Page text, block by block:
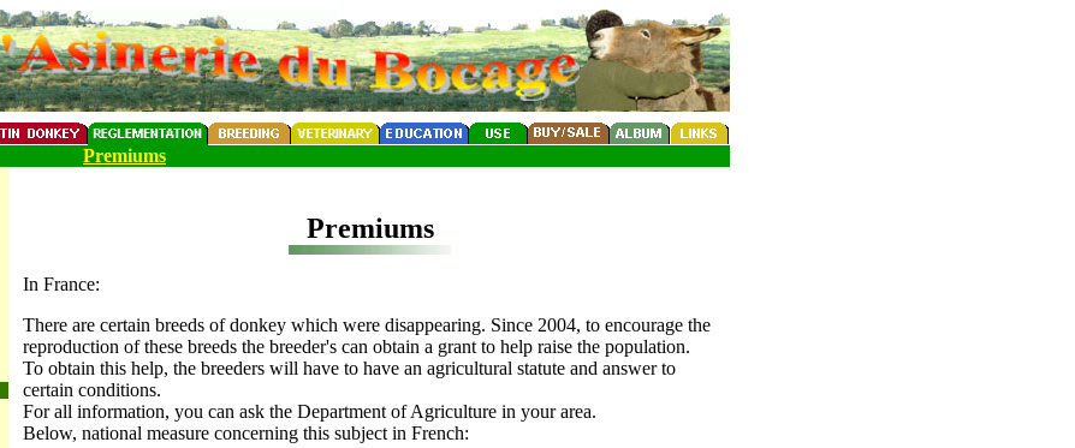
Premiums
Premiums
In France:
There are certain breeds of donkey which were disappearing. Since 2004, to encourage the
reproduction of these breeds the breeder's can obtain a grant to help raise the population.
To obtain this help, the breeders will have to have an agricultural statute and answer to
certain conditions.
For all information, you can ask the Department of Agriculture in your area.
Below, national measure concerning this subject in French: